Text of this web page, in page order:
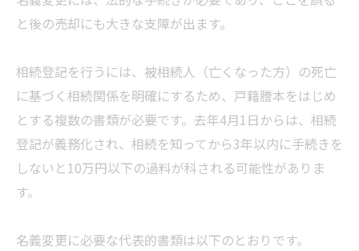
と後の売却にも大きな支障が出ます。
相続登記を行うには、被相続人（亡くなった方）の死亡
に基づく相続関係を明確にするため、戸籍謄本をはじめ
とする複数の書類が必要です。去年4月1日からは、相続
登記が義務化され、相続を知ってから3年以内に手続きを
しないと10万円以下の過料が科される可能性がありま
す。
名義変更に必要な代表的書類は以下のとおりです。